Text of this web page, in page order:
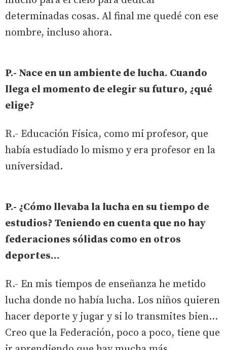
determinadas cosas. Al final me quedé con ese
nombre, incluso ahora.
P.- Nace en un ambiente de lucha. Cuando
llega el momento de elegir su futuro, ¿qué
elige?
R.- Educación Física, como mi profesor, que
había estudiado lo mismo y era profesor en la
universidad.
P.- ¿Cómo llevaba la lucha en su tiempo de
estudios? Teniendo en cuenta que no hay
federaciones sólidas como en otros
deportes...
R.- En mis tiempos de enseñanza he metido
lucha donde no había lucha. Los niños quieren
hacer deporte y jugar y si lo transmites bien…
Creo que la Federación, poco a poco, tiene que